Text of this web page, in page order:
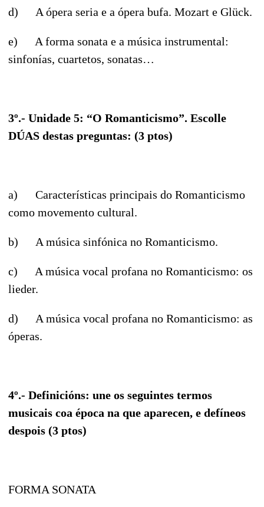
d) A ópera seria e a ópera bufa. Mozart e Glück.
e) A forma sonata e a música instrumental:
sinfonías, cuartetos, sonatas…
3º.- Unidade 5: “O Romanticismo”. Escolle
DÚAS destas preguntas: (3 ptos)
a) Características principais do Romanticismo
como movemento cultural.
b) A música sinfónica no Romanticismo.
c) A música vocal profana no Romanticismo: os
lieder.
d) A música vocal profana no Romanticismo: as
óperas.
4º.- Definicións: une os seguintes termos
musicais coa época na que aparecen, e defíneos
despois (3 ptos)
FORMA SONATA